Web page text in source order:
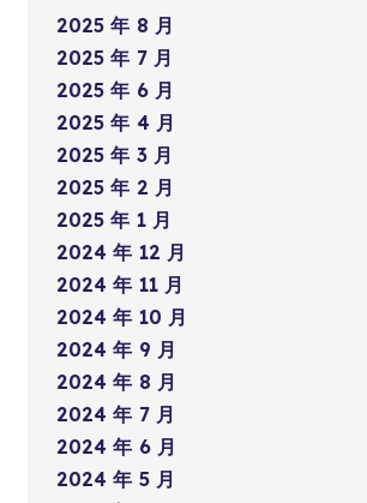
2025 年 8 月
2025 年 7 月
2025 年 6 月
2025 年 4 月
2025 年 3 月
2025 年 2 月
2025 年 1 月
2024 年 12 月
2024 年 11 月
2024 年 10 月
2024 年 9 月
2024 年 8 月
2024 年 7 月
2024 年 6 月
2024 年 5 月